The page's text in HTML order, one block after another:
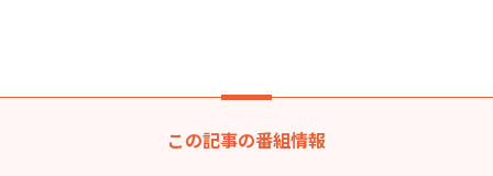
この記事の番組情報